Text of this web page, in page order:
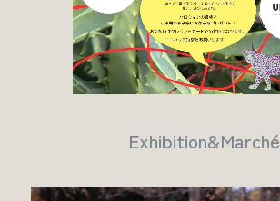
Exhibition&Marché